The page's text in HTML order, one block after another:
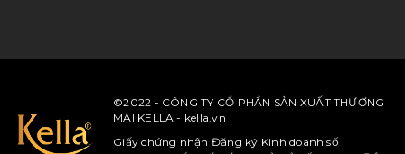
©2022 - CÔNG TY CỔ PHẦN SẢN XUẤT THƯƠNG
MẠI KELLA - kella.vn
Giấy chứng nhận Đăng ký Kinh doanh số